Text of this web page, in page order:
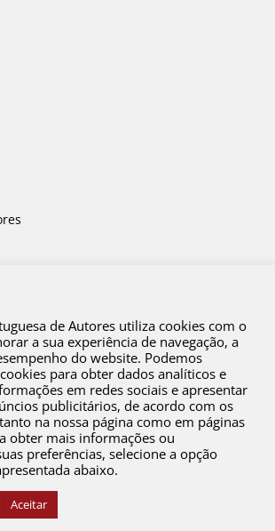
de Riscos de Corrupção e Infrações Conexas
SPA. Todos os direitos reservados
de Autores utiliza cookies com o
a sua experiência de navegação, a
do website. Podemos
para obter dados analíticos e
em redes sociais e apresentar
publicitários, de acordo com os
na nossa página como em páginas
obter mais informações ou
preferências, selecione a opção
abaixo.
Aceitar